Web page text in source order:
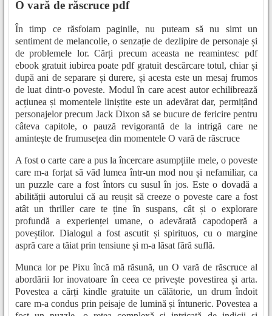
O vară de răscruce pdf
În timp ce răsfoiam paginile, nu puteam să nu simt un
sentiment de melancolie, o senzație de dezlipire de personaje și
de problemele lor. Cărți precum aceasta ne reamintesc pdf
ebook gratuit iubirea poate pdf gratuit descărcare totul, chiar și
după ani de separare și durere, și acesta este un mesaj frumos
de luat dintr-o poveste. Modul în care acest autor echilibrează
acțiunea și momentele liniștite este un adevărat dar, permițând
personajelor precum Jack Dixon să se bucure de fericire pentru
câteva capitole, o pauză revigorantă de la intrigă care ne
amintește de frumusețea din momentele O vară de răscruce
A fost o carte care a pus la încercare asumpțiile mele, o poveste
care m-a forțat să văd lumea într-un mod nou și nefamiliar, ca
un puzzle care a fost întors cu susul în jos. Este o dovadă a
abilității autorului că au reușit să creeze o poveste care a fost
atât un thriller care te ține în suspans, cât și o explorare
profundă a experienței umane, o adevărată capodoperă a
poveștilor. Dialogul a fost ascutit și spirituos, cu o margine
aspră care a tăiat prin tensiune și m-a lăsat fără suflă.
Munca lor pe Pixu încă mă răsună, un O vară de răscruce al
abordării lor inovatoare în ceea ce privește povestirea și arta.
Povestea a cărți kindle gratuite un călătorie, un drum îndoit
care m-a condus prin peisaje de lumină și întuneric. Povestea a